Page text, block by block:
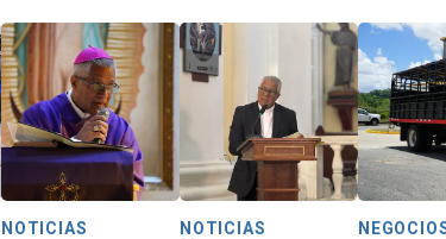
NOTICIAS NOTICIAS